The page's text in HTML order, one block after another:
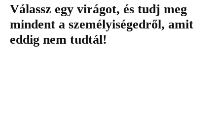
Válassz egy virágot, és tudj meg
mindent a személyiségedről, amit
eddig nem tudtál!